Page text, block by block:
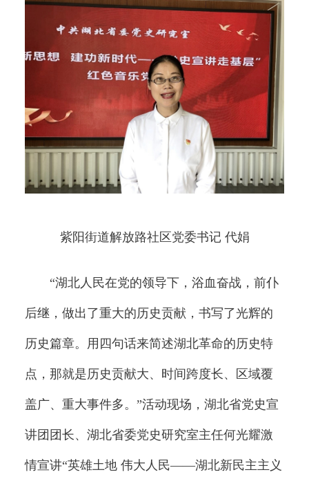
紫阳街道解放路社区党委书记 代娟
“湖北人民在党的领导下，浴血奋战，前仆
后继，做出了重大的历史贡献，书写了光辉的
历史篇章。用四句话来简述湖北革命的历史特
点，那就是历史贡献大、时间跨度长、区域覆
盖广、重大事件多。”活动现场，湖北省党史宣
讲团团长、湖北省委党史研究室主任何光耀激
情宣讲“英雄土地 伟大人民——湖北新民主主义